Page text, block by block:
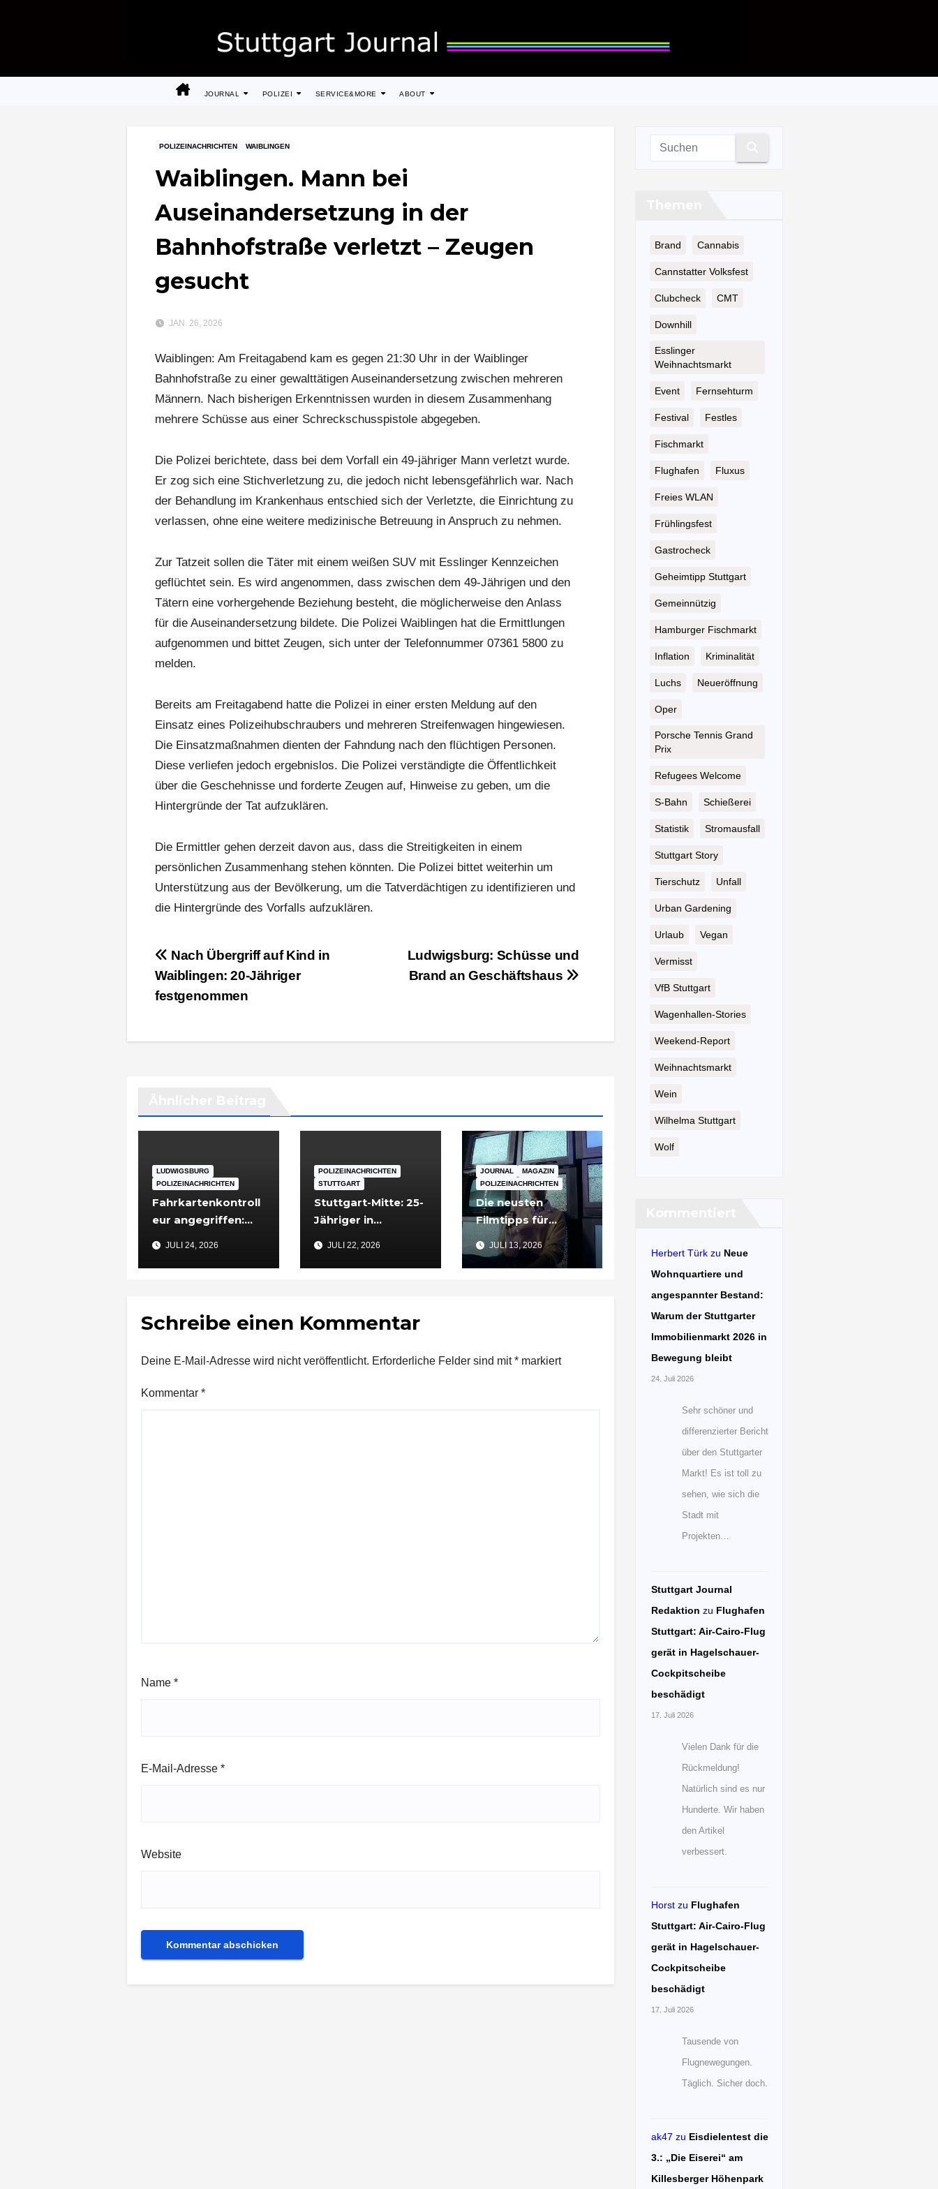
JOURNAL POLIZEI SERVICE&MORE ABOUT
POLIZEINACHRICHTEN WAIBLINGEN
Waiblingen. Mann bei
Auseinandersetzung in der
Bahnhofstraße verletzt – Zeugen
gesucht
JAN. 26, 2026
Waiblingen: Am Freitagabend kam es gegen 21:30 Uhr in der Waiblinger
Bahnhofstraße zu einer gewalttätigen Auseinandersetzung zwischen mehreren
Männern. Nach bisherigen Erkenntnissen wurden in diesem Zusammenhang
mehrere Schüsse aus einer Schreckschusspistole abgegeben.
Die Polizei berichtete, dass bei dem Vorfall ein 49-jähriger Mann verletzt wurde.
Er zog sich eine Stichverletzung zu, die jedoch nicht lebensgefährlich war. Nach
der Behandlung im Krankenhaus entschied sich der Verletzte, die Einrichtung zu
verlassen, ohne eine weitere medizinische Betreuung in Anspruch zu nehmen.
Zur Tatzeit sollen die Täter mit einem weißen SUV mit Esslinger Kennzeichen
geflüchtet sein. Es wird angenommen, dass zwischen dem 49-Jährigen und den
Tätern eine vorhergehende Beziehung besteht, die möglicherweise den Anlass
für die Auseinandersetzung bildete. Die Polizei Waiblingen hat die Ermittlungen
aufgenommen und bittet Zeugen, sich unter der Telefonnummer 07361 5800 zu
melden.
Bereits am Freitagabend hatte die Polizei in einer ersten Meldung auf den
Einsatz eines Polizeihubschraubers und mehreren Streifenwagen hingewiesen.
Die Einsatzmaßnahmen dienten der Fahndung nach den flüchtigen Personen.
Diese verliefen jedoch ergebnislos. Die Polizei verständigte die Öffentlichkeit
über die Geschehnisse und forderte Zeugen auf, Hinweise zu geben, um die
Hintergründe der Tat aufzuklären.
Die Ermittler gehen derzeit davon aus, dass die Streitigkeiten in einem
persönlichen Zusammenhang stehen könnten. Die Polizei bittet weiterhin um
Unterstützung aus der Bevölkerung, um die Tatverdächtigen zu identifizieren und
die Hintergründe des Vorfalls aufzuklären.
Beitragsnavigation
Ludwigsburg: Schüsse und
Brand an Geschäftshaus
Nach Übergriff auf Kind in
Waiblingen: 20-Jähriger
festgenommen
LUDWIGSBURG
POLIZEINACHRICHTEN
Fahrkartenkontroll
eur angegriffen:
Ludwigsburg in
JULI 24, 2026
POLIZEINACHRICHTEN
STUTTGART
Stuttgart-Mitte: 25-
Jähriger in
verletzt
JULI 22, 2026
JOURNAL
MAGAZIN
POLIZEINACHRICHTEN
Die neusten
Filmtipps für
Sommerabende
JULI 13, 2026
Schreibe einen Kommentar
Deine E-Mail-Adresse wird nicht veröffentlicht. Erforderliche Felder sind mit* markiert
Kommentar *
Name *
E-Mail-Adresse *
Website
Brand Cannabis
Cannstatter Volksfest
Clubcheck CMT
Downhill
Esslinger
Weihnachtsmarkt
Event Fernsehturm
Festival Festles
Fischmarkt
Flughafen Fluxus
Freies WLAN
Frühlingsfest
Gastrocheck
Geheimtipp Stuttgart
Gemeinnützig
Hamburger Fischmarkt
Inflation Kriminalität
Luchs Neueröffnung
Oper
Porsche Tennis Grand
Prix
Refugees Welcome
S-Bahn Schießerei
Statistik Stromausfall
Stuttgart Story
Tierschutz Unfall
Urban Gardening
Urlaub Vegan
Vermisst
VfB Stuttgart
Wagenhallen-Stories
Weekend-Report
Weihnachtsmarkt
Wein
Wilhelma Stuttgart
Wolf
Herbert Türkzu Neue
Wohnquartiere und
angespannter Bestand:
Warum der Stuttgarter
Immobilienmarkt 2026 in
Bewegung bleibt
24. Juli 2026
Sehr schöner und
differenzierter Bericht
über den Stuttgarter
Markt! Es ist toll zu
sehen, wie sich die
Stadt mit
Projekten…
Stuttgart Journal
Redaktion zu Flughafen
Stuttgart: Air-Cairo-Flug
gerät in Hagelschauer-
Cockpitscheibe
beschädigt
17. Juli 2026
Vielen Dank für die
Rückmeldung!
Natürlich sind es nur
Hunderte. Wir haben
den Artikel
verbessert.
Horstzu Flughafen
Stuttgart: Air-Cairo-Flug
gerät in Hagelschauer-
Cockpitscheibe
beschädigt
17. Juli 2026
Tausende von
Flugnewegungen.
Täglich. Sicher doch.
ak47 zu Eisdielentest die
3.: „Die Eiserei“ am
Killesberger Höhenpark